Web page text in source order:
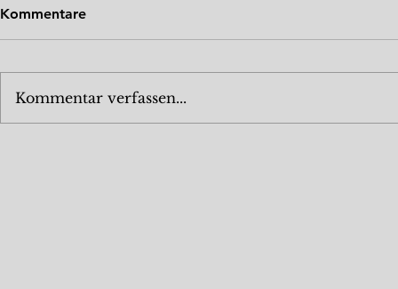
Kommentare
Kommentar verfassen...